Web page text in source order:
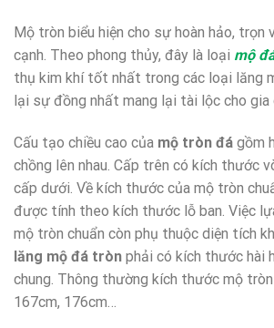
Mộ tròn biểu hiện cho sự hoàn hảo, trọn
cạnh. Theo phong thủy, đây là loại mộ
thụ kim khí tốt nhất trong các loại lăng
lại sự đồng nhất mang lại tài lộc cho gia
Cấu tạo chiều cao của mộ tròn đá gồm
chồng lên nhau. Cấp trên có kích thước
cấp dưới. Về kích thước của mộ tròn
được tính theo kích thước lỗ ban. Việc
mộ tròn chuẩn còn phụ thuộc diện tích
lăng mộ đá tròn phải có kích thước hài
chung. Thông thường kích thước mộ
167cm, 176cm…